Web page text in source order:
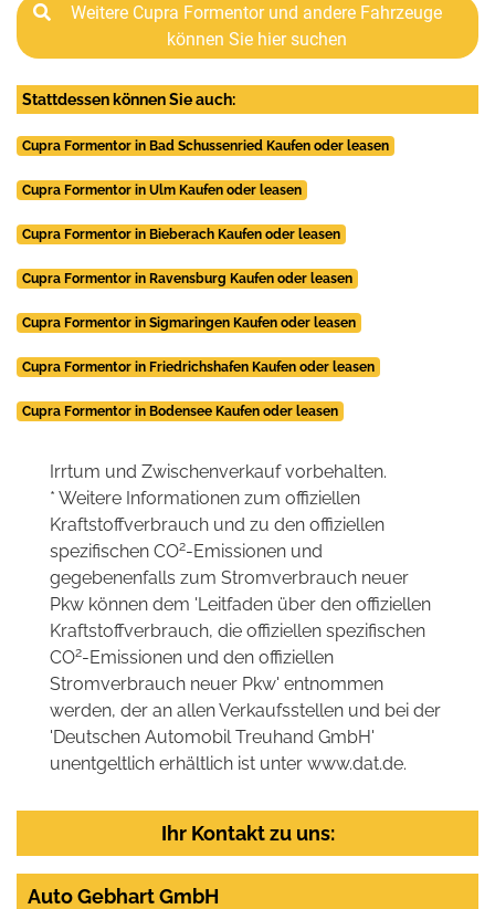
Weitere Cupra Formentor und andere Fahrzeuge
können Sie hier suchen
Stattdessen können Sie auch:
Cupra Formentor in Bad Schussenried Kaufen oder leasen
Cupra Formentor in Ulm Kaufen oder leasen
Cupra Formentor in Bieberach Kaufen oder leasen
Cupra Formentor in Ravensburg Kaufen oder leasen
Cupra Formentor in Sigmaringen Kaufen oder leasen
Cupra Formentor in Friedrichshafen Kaufen oder leasen
Cupra Formentor in Bodensee Kaufen oder leasen
Irrtum und Zwischenverkauf vorbehalten.
* Weitere Informationen zum offiziellen
Kraftstoffverbrauch und zu den offiziellen
spezifischen CO2-Emissionen und
gegebenenfalls zum Stromverbrauch neuer
Pkw können dem 'Leitfaden über den offiziellen
Kraftstoffverbrauch, die offiziellen spezifischen
CO2-Emissionen und den offiziellen
Stromverbrauch neuer Pkw' entnommen
werden, der an allen Verkaufsstellen und bei der
'Deutschen Automobil Treuhand GmbH'
unentgeltlich erhältlich ist unter www.dat.de.
Ihr Kontakt zu uns:
Auto Gebhart GmbH